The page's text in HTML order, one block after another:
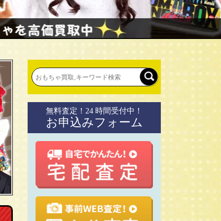
無料査定！24 時間受付中！
お申込みフォーム